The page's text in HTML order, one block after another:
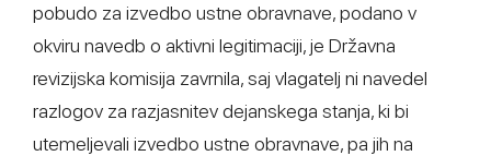
pobudo za izvedbo ustne obravnave, podano v
okviru navedb o aktivni legitimaciji, je Državna
revizijska komisija zavrnila, saj vlagatelj ni navedel
razlogov za razjasnitev dejanskega stanja, ki bi
utemeljevali izvedbo ustne obravnave, pa jih na